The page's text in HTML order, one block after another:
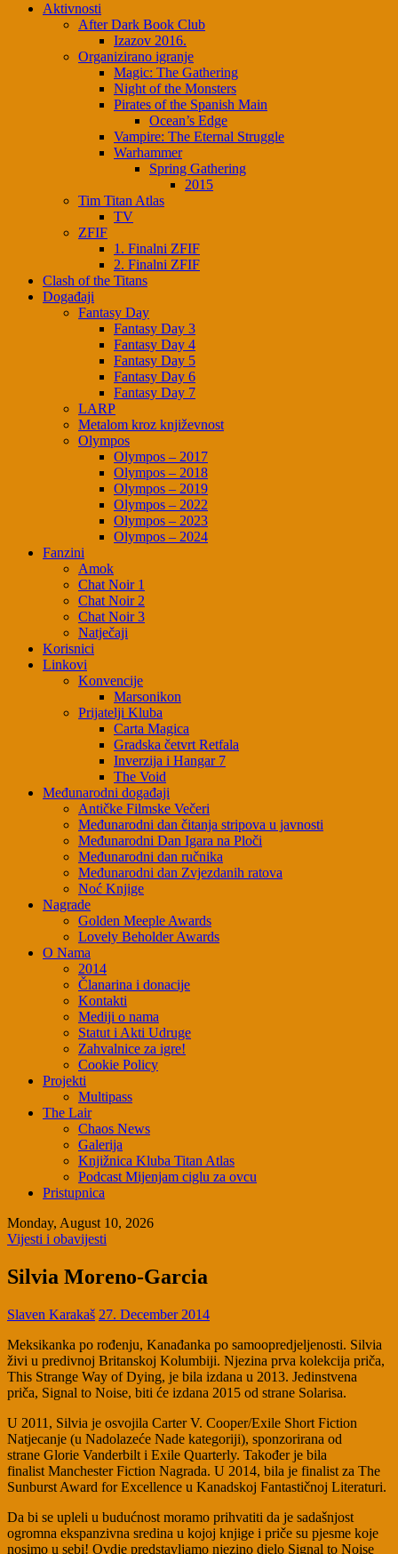
Aktivnosti
After Dark Book Club
Izazov 2016.
Organizirano igranje
Magic: The Gathering
Night of the Monsters
Pirates of the Spanish Main
Ocean’s Edge
Vampire: The Eternal Struggle
Warhammer
Spring Gathering
2015
Tim Titan Atlas
TV
ZFIF
1. Finalni ZFIF
2. Finalni ZFIF
Clash of the Titans
Događaji
Fantasy Day
Fantasy Day 3
Fantasy Day 4
Fantasy Day 5
Fantasy Day 6
Fantasy Day 7
LARP
Metalom kroz književnost
Olympos
Olympos – 2017
Olympos – 2018
Olympos – 2019
Olympos – 2022
Olympos – 2023
Olympos – 2024
Fanzini
Amok
Chat Noir 1
Chat Noir 2
Chat Noir 3
Natječaji
Korisnici
Linkovi
Konvencije
Marsonikon
Prijatelji Kluba
Carta Magica
Gradska četvrt Retfala
Inverzija i Hangar 7
The Void
Međunarodni događaji
Antičke Filmske Večeri
Međunarodni dan čitanja stripova u javnosti
Međunarodni Dan Igara na Ploči
Međunarodni dan ručnika
Međunarodni dan Zvjezdanih ratova
Noć Knjige
Nagrade
Golden Meeple Awards
Lovely Beholder Awards
O Nama
2014
Članarina i donacije
Kontakti
Mediji o nama
Statut i Akti Udruge
Zahvalnice za igre!
Cookie Policy
Projekti
Multipass
The Lair
Chaos News
Galerija
Knjižnica Kluba Titan Atlas
Podcast Mijenjam ciglu za ovcu
Pristupnica
Monday, August 10, 2026
Vijesti i obavijesti
Silvia Moreno-Garcia
Slaven Karakaš 27. December 2014
Meksikanka po rođenju, Kanađanka po samoopredjeljenosti. Silvia
živi u predivnoj Britanskoj Kolumbiji. Njezina prva kolekcija priča,
This Strange Way of Dying, je bila izdana u 2013. Jedinstvena
priča, Signal to Noise, biti će izdana 2015 od strane Solarisa.
U 2011, Silvia je osvojila Carter V. Cooper/Exile Short Fiction
Natjecanje (u Nadolazeće Nade kategoriji), sponzorirana od
strane Glorie Vanderbilt i Exile Quarterly. Također je bila
finalist Manchester Fiction Nagrada. U 2014, bila je finalist za The
Sunburst Award for Excellence u Kanadskoj Fantastičnoj Literaturi.
Da bi se upleli u budućnost moramo prihvatiti da je sadašnjost
ogromna ekspanzivna sredina u kojoj knjige i priče su pjesme koje
nosimo u sebi! Ovdje predstavljamo njezino djelo Signal to Noise